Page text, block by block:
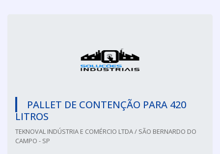
PALLET DE CONTENÇÃO PARA 420
LITROS
TEKNOVAL INDÚSTRIA E COMÉRCIO LTDA / SÃO BERNARDO DO
CAMPO - SP